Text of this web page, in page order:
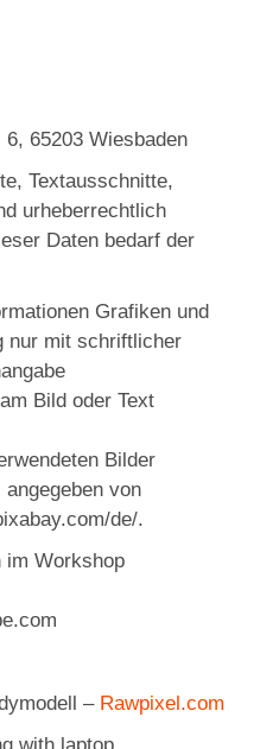
65203 Wiesbaden
Textausschnitte,
urheberrechtlich
Daten bedarf der
Grafiken und
nur mit schriftlicher
Bild oder Text
Bilder
von
de/.
im Workshop
– Rawpixel.com